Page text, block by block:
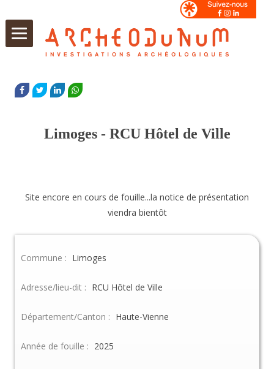
FACEBOOK
TWITTERLINKEDIN
Limoges - RCU Hôtel de Ville
Site encore en cours de fouille...la notice de présentation
viendra bientôt
Commune : Limoges
Adresse/lieu-dit : RCU Hôtel de Ville
Département/Canton : Haute-Vienne
Année de fouille : 2025